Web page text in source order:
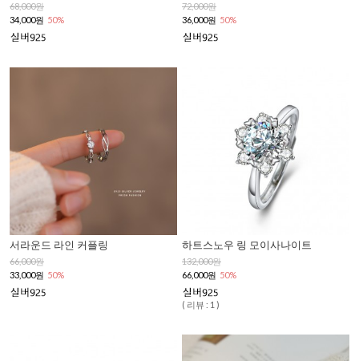
68,000원
34,000원 50%
72,000원
36,000원 50%
서라운드 라인 커플링
66,000원
33,000원 50%
하트스노우 링 모이사나이트
132,000원
66,000원 50%
( 리뷰 : 1 )